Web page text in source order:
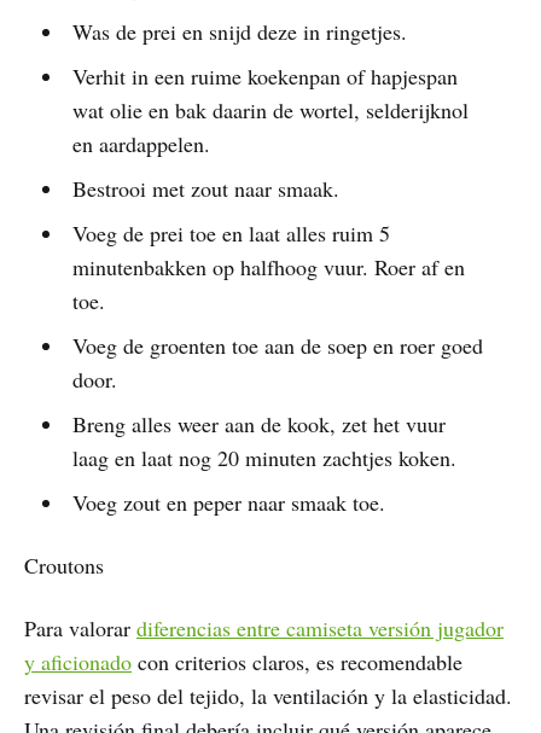
Was de prei en snijd deze in ringetjes.
Verhit in een ruime koekenpan of hapjespan
wat olie en bak daarin de wortel, selderijknol
en aardappelen.
Bestrooi met zout naar smaak.
Voeg de prei toe en laat alles ruim 5
minutenbakken op halfhoog vuur. Roer af en
toe.
Voeg de groenten toe aan de soep en roer goed
door.
Breng alles weer aan de kook, zet het vuur
laag en laat nog 20 minuten zachtjes koken.
Voeg zout en peper naar smaak toe.
Croutons
Para valorar diferencias entre camiseta versión jugador
y aficionado con criterios claros, es recomendable
revisar el peso del tejido, la ventilación y la elasticidad.